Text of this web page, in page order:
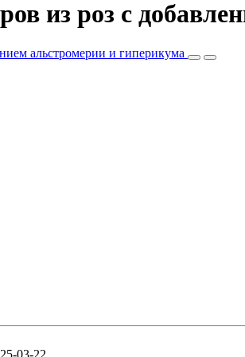
из роз c
03-22